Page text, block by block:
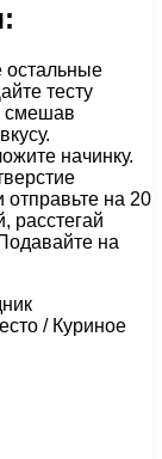
остальные
тесту
смешав
начинку.
на 20
расстегай
на
/ Куриное